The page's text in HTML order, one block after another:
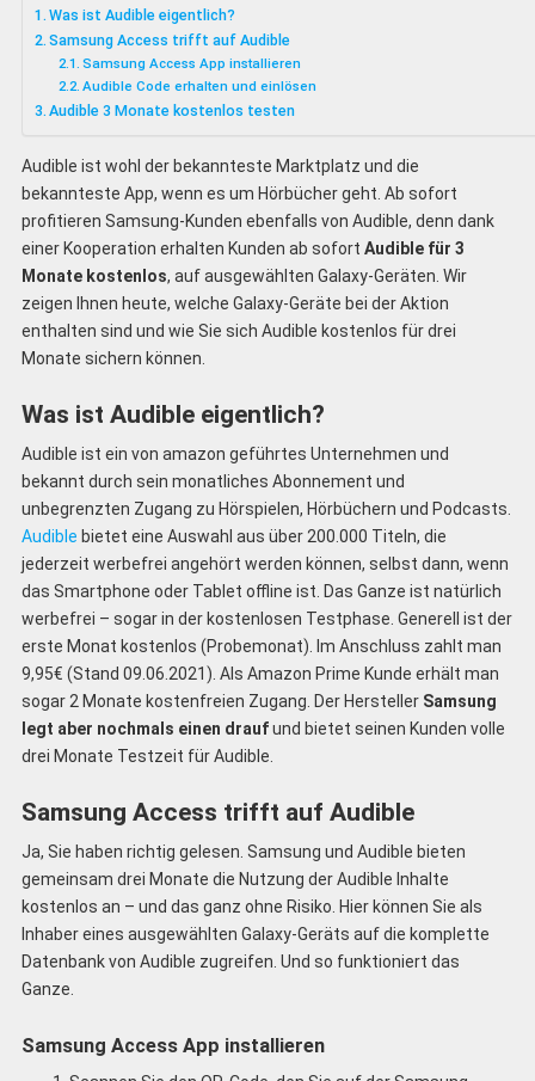
Was ist Audible eigentlich?
Samsung Access trifft auf Audible
Samsung Access App installieren
Audible Code erhalten und einlösen
Audible 3 Monate kostenlos testen
Audible ist wohl der bekannteste Marktplatz und die
bekannteste App, wenn es um Hörbücher geht. Ab sofort
profitieren Samsung-Kunden ebenfalls von Audible, denn dank
einer Kooperation erhalten Kunden ab sofort Audible für 3
Monate kostenlos, auf ausgewählten Galaxy-Geräten. Wir
zeigen Ihnen heute, welche Galaxy-Geräte bei der Aktion
enthalten sind und wie Sie sich Audible kostenlos für drei
Monate sichern können.
Was ist Audible eigentlich?
Audible ist ein von amazon geführtes Unternehmen und
bekannt durch sein monatliches Abonnement und
unbegrenzten Zugang zu Hörspielen, Hörbüchern und Podcasts.
Audible bietet eine Auswahl aus über 200.000 Titeln, die
jederzeit werbefrei angehört werden können, selbst dann, wenn
das Smartphone oder Tablet offline ist. Das Ganze ist natürlich
werbefrei – sogar in der kostenlosen Testphase. Generell ist der
erste Monat kostenlos (Probemonat). Im Anschluss zahlt man
9,95€ (Stand 09.06.2021). Als Amazon Prime Kunde erhält man
sogar 2 Monate kostenfreien Zugang. Der Hersteller Samsung
legt aber nochmals einen draufund bietet seinen Kunden volle
drei Monate Testzeit für Audible.
Samsung Access trifft auf Audible
Ja, Sie haben richtig gelesen. Samsung und Audible bieten
gemeinsam drei Monate die Nutzung der Audible Inhalte
kostenlos an – und das ganz ohne Risiko. Hier können Sie als
Inhaber eines ausgewählten Galaxy-Geräts auf die komplette
Datenbank von Audible zugreifen. Und so funktioniert das
Ganze.
Samsung Access App installieren